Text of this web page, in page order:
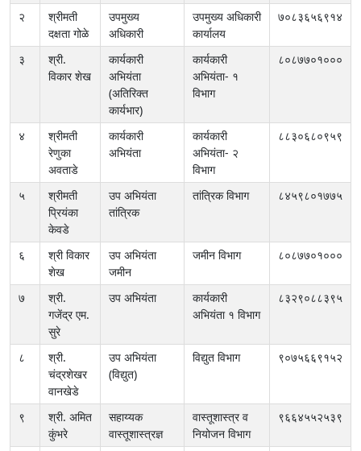
२
श्रीमती
दक्षता गोळे
उपमुख्य
अधिकारी
उपमुख्य अधिकारी
कार्यालय
७०८३६५६९१४
३
श्री.
विकार शेख
कार्यकारी
अभियंता
(अतिरिक्त
कार्यभार)
कार्यकारी
अभियंता- १
विभाग
८०८७७०१०००
४
श्रीमती
रेणुका
अवताडे
कार्यकारी
अभियंता
कार्यकारी
अभियंता- २
विभाग
८८३०६८०९५९
५
श्रीमती
प्रियंका
केवडे
उप अभियंता
तांत्रिक
तांत्रिक विभाग ८४५९८०१७७५
६
श्री विकार
शेख
उप अभियंता
जमीन
जमीन विभाग ८०८७७०१०००
७
श्री.
गजेंद्र एम.
सुरे
उप अभियंता
कार्यकारी
अभियंता १ विभाग
८३२९०८८३९५
८
श्री.
चंद्रशेखर
वानखेडे
उप अभियंता
(विद्युत)
विद्युत विभाग ९०७५६६९१५२
९
श्री. अमित
कुंभरे
सहाय्यक
वास्तूशास्त्रज्ञ
वास्तूशास्त्र व
नियोजन विभाग
९६६४५५२५३९